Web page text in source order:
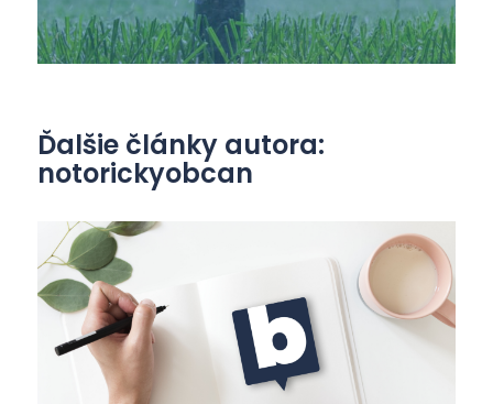
Ďalšie články autora:
notorickyobcan